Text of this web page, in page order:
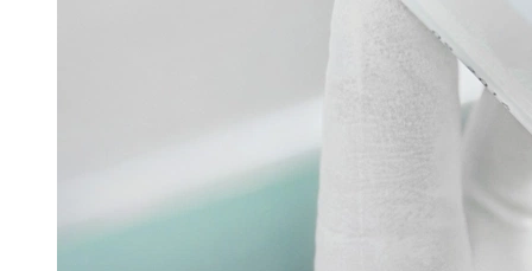
Pharmazeutische Sprühtrocknungstechnologie